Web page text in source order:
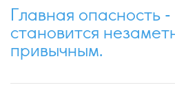
Главная опасность
становится
привычным.